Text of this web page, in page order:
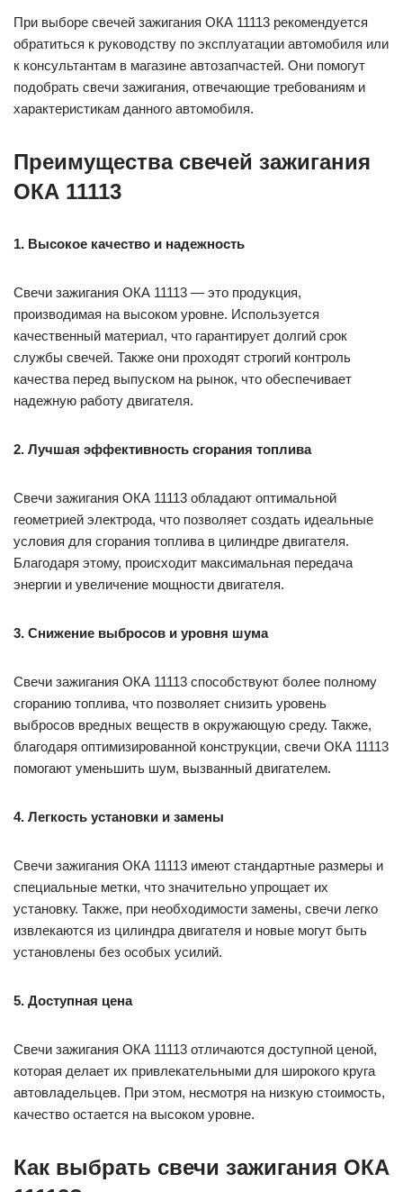
При выборе свечей зажигания ОКА 11113 рекомендуется
обратиться к руководству по эксплуатации автомобиля или
к консультантам в магазине автозапчастей. Они помогут
подобрать свечи зажигания, отвечающие требованиям и
характеристикам данного автомобиля.
Преимущества свечей зажигания
ОКА 11113
1. Высокое качество и надежность
Свечи зажигания ОКА 11113 — это продукция,
производимая на высоком уровне. Используется
качественный материал, что гарантирует долгий срок
службы свечей. Также они проходят строгий контроль
качества перед выпуском на рынок, что обеспечивает
надежную работу двигателя.
2. Лучшая эффективность сгорания топлива
Свечи зажигания ОКА 11113 обладают оптимальной
геометрией электрода, что позволяет создать идеальные
условия для сгорания топлива в цилиндре двигателя.
Благодаря этому, происходит максимальная передача
энергии и увеличение мощности двигателя.
3. Снижение выбросов и уровня шума
Свечи зажигания ОКА 11113 способствуют более полному
сгоранию топлива, что позволяет снизить уровень
выбросов вредных веществ в окружающую среду. Также,
благодаря оптимизированной конструкции, свечи ОКА 11113
помогают уменьшить шум, вызванный двигателем.
4. Легкость установки и замены
Свечи зажигания ОКА 11113 имеют стандартные размеры и
специальные метки, что значительно упрощает их
установку. Также, при необходимости замены, свечи легко
извлекаются из цилиндра двигателя и новые могут быть
установлены без особых усилий.
5. Доступная цена
Свечи зажигания ОКА 11113 отличаются доступной ценой,
которая делает их привлекательными для широкого круга
автовладельцев. При этом, несмотря на низкую стоимость,
качество остается на высоком уровне.
Как выбрать свечи зажигания ОКА